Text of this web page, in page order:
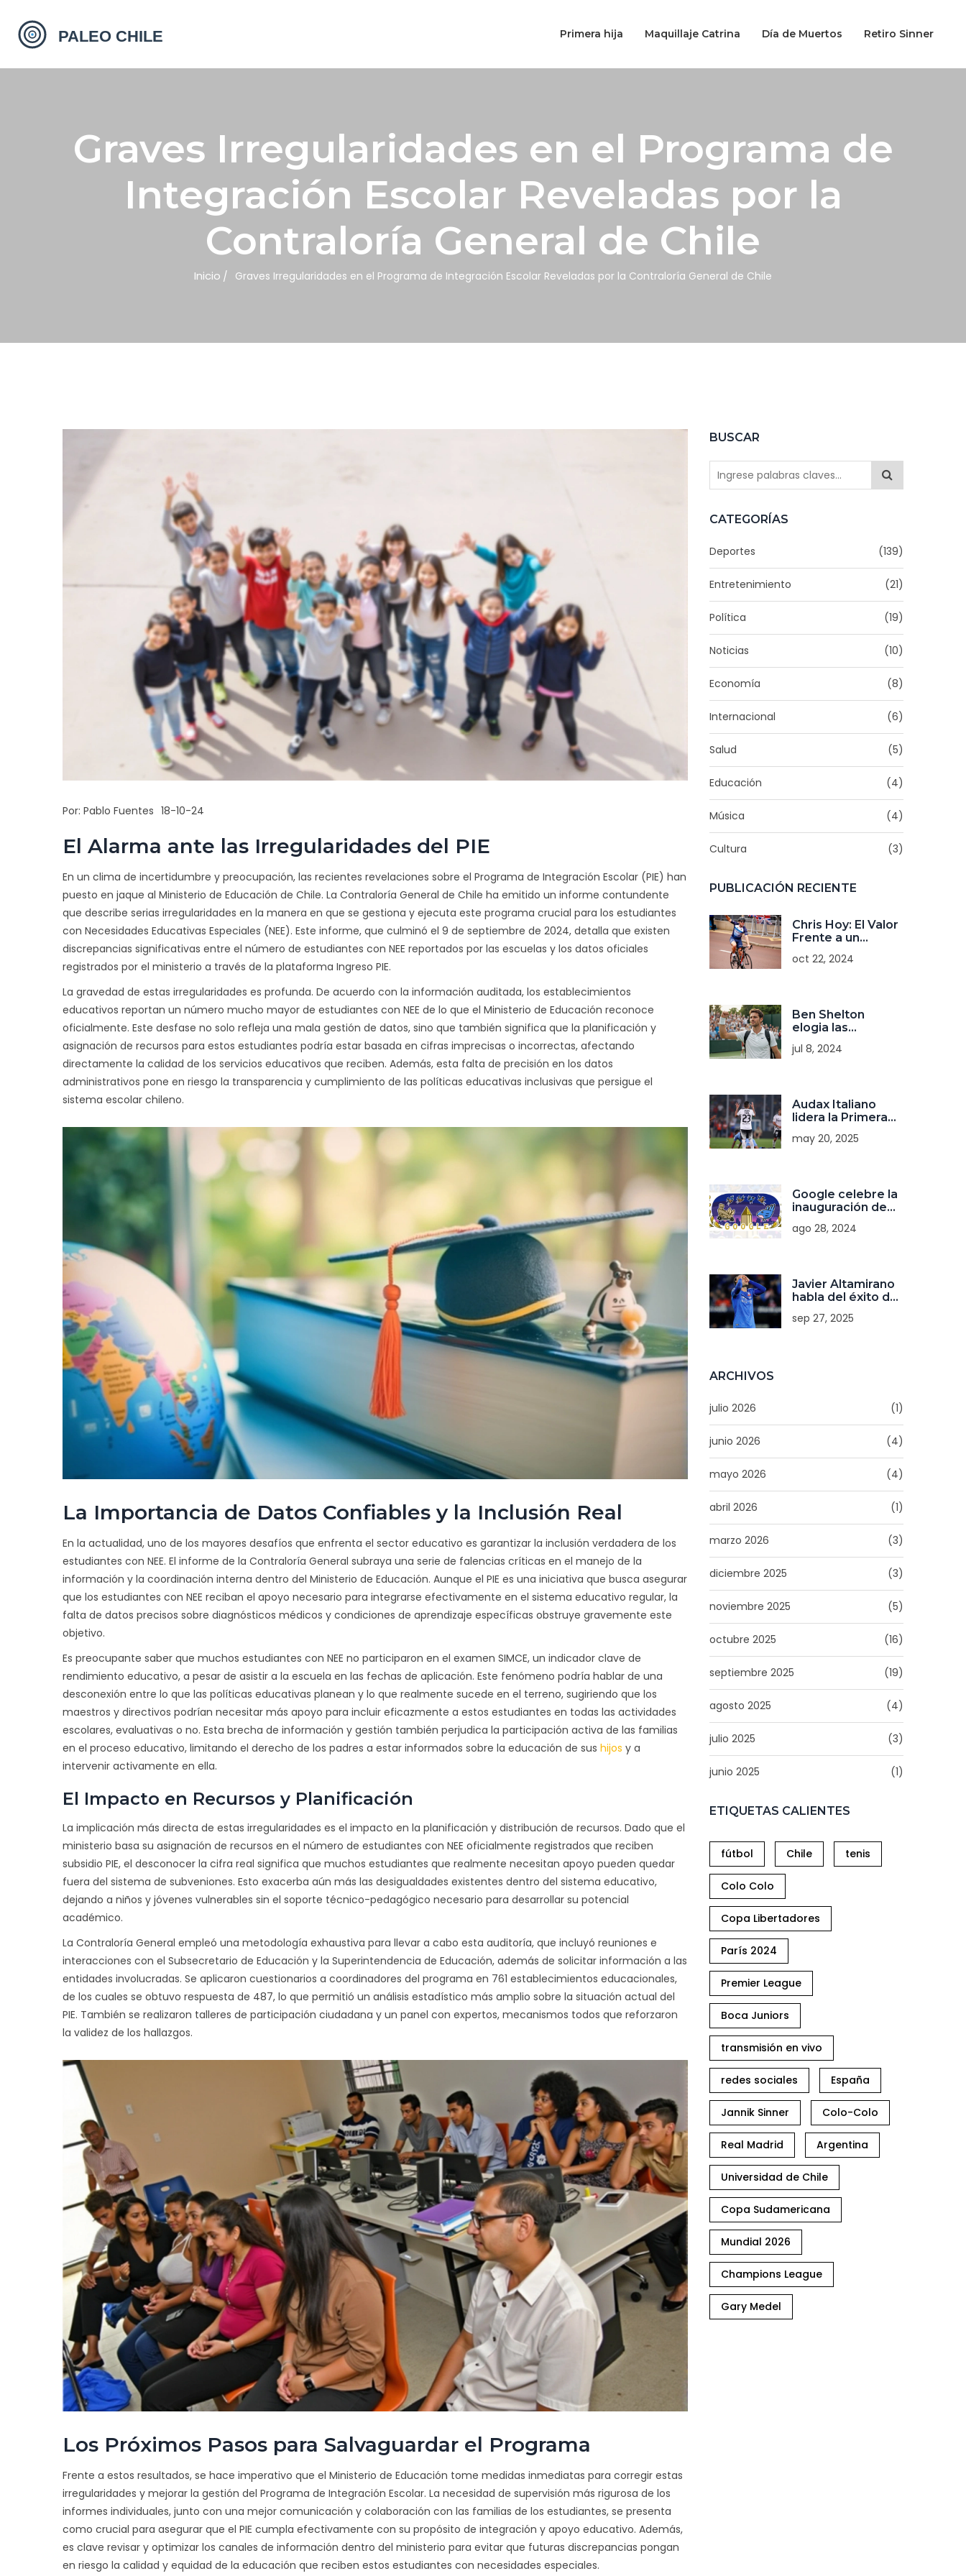
Primera hija Maquillaje Catrina Día de Muertos Retiro Sinner
Graves Irregularidades en el Programa de
Integración Escolar Reveladas por la
Contraloría General de Chile
Inicio Graves Irregularidades en el Programa de Integración Escolar Reveladas por la Contraloría General de Chile
BUSCAR
CATEGORÍAS
Deportes (139)
Entretenimiento (21)
Política (19)
Noticias (10)
Economía (8)
Internacional (6)
Salud (5)
Educación (4)
Música (4)
Cultura (3)
PUBLICACIÓN RECIENTE
Chris Hoy: El Valor
Frente a un
Cáncer Incurable
oct 22, 2024
Ben Shelton
elogia las
Jannik Sinner en
jul 8, 2024
Audax Italiano
lidera la Primera
2025: Tabla
may 20, 2025
Google celebre la
inauguración de
Paralímpicos de
ago 28, 2024
Javier Altamirano
habla del éxito de
Chile y la
sep 27, 2025
ARCHIVOS
julio 2026 (1)
junio 2026 (4)
mayo 2026 (4)
abril 2026 (1)
marzo 2026 (3)
diciembre 2025 (3)
noviembre 2025 (5)
octubre 2025 (16)
septiembre 2025 (19)
agosto 2025 (4)
julio 2025 (3)
junio 2025 (1)
ETIQUETAS CALIENTES
fútbol Chile tenis
Colo Colo
Copa Libertadores
París 2024
Premier League
Boca Juniors
transmisión en vivo
redes sociales España
Jannik Sinner Colo-Colo
Real Madrid Argentina
Universidad de Chile
Copa Sudamericana
Mundial 2026
Champions League
Gary Medel
Por: Pablo Fuentes 18-10-24
El Alarma ante las Irregularidades del PIE
En un clima de incertidumbre y preocupación, las recientes revelaciones sobre el Programa de Integración Escolar (PIE) han
puesto en jaque al Ministerio de Educación de Chile. La Contraloría General de Chile ha emitido un informe contundente
que describe serias irregularidades en la manera en que se gestiona y ejecuta este programa crucial para los estudiantes
con Necesidades Educativas Especiales (NEE). Este informe, que culminó el 9 de septiembre de 2024, detalla que existen
discrepancias significativas entre el número de estudiantes con NEE reportados por las escuelas y los datos oficiales
registrados por el ministerio a través de la plataforma Ingreso PIE.
La gravedad de estas irregularidades es profunda. De acuerdo con la información auditada, los establecimientos
educativos reportan un número mucho mayor de estudiantes con NEE de lo que el Ministerio de Educación reconoce
oficialmente. Este desfase no solo refleja una mala gestión de datos, sino que también significa que la planificación y
asignación de recursos para estos estudiantes podría estar basada en cifras imprecisas o incorrectas, afectando
directamente la calidad de los servicios educativos que reciben. Además, esta falta de precisión en los datos
administrativos pone en riesgo la transparencia y cumplimiento de las políticas educativas inclusivas que persigue el
sistema escolar chileno.
La Importancia de Datos Confiables y la Inclusión Real
En la actualidad, uno de los mayores desafíos que enfrenta el sector educativo es garantizar la inclusión verdadera de los
estudiantes con NEE. El informe de la Contraloría General subraya una serie de falencias críticas en el manejo de la
información y la coordinación interna dentro del Ministerio de Educación. Aunque el PIE es una iniciativa que busca asegurar
que los estudiantes con NEE reciban el apoyo necesario para integrarse efectivamente en el sistema educativo regular, la
falta de datos precisos sobre diagnósticos médicos y condiciones de aprendizaje específicas obstruye gravemente este
objetivo.
Es preocupante saber que muchos estudiantes con NEE no participaron en el examen SIMCE, un indicador clave de
rendimiento educativo, a pesar de asistir a la escuela en las fechas de aplicación. Este fenómeno podría hablar de una
desconexión entre lo que las políticas educativas planean y lo que realmente sucede en el terreno, sugiriendo que los
maestros y directivos podrían necesitar más apoyo para incluir eficazmente a estos estudiantes en todas las actividades
escolares, evaluativas o no. Esta brecha de información y gestión también perjudica la participación activa de las familias
en el proceso educativo, limitando el derecho de los padres a estar informados sobre la educación de sus hijos y a
intervenir activamente en ella.
El Impacto en Recursos y Planificación
La implicación más directa de estas irregularidades es el impacto en la planificación y distribución de recursos. Dado que el
ministerio basa su asignación de recursos en el número de estudiantes con NEE oficialmente registrados que reciben
subsidio PIE, el desconocer la cifra real significa que muchos estudiantes que realmente necesitan apoyo pueden quedar
fuera del sistema de subveniones. Esto exacerba aún más las desigualdades existentes dentro del sistema educativo,
dejando a niños y jóvenes vulnerables sin el soporte técnico-pedagógico necesario para desarrollar su potencial
académico.
La Contraloría General empleó una metodología exhaustiva para llevar a cabo esta auditoría, que incluyó reuniones e
interacciones con el Subsecretario de Educación y la Superintendencia de Educación, además de solicitar información a las
entidades involucradas. Se aplicaron cuestionarios a coordinadores del programa en 761 establecimientos educacionales,
de los cuales se obtuvo respuesta de 487, lo que permitió un análisis estadístico más amplio sobre la situación actual del
PIE. También se realizaron talleres de participación ciudadana y un panel con expertos, mecanismos todos que reforzaron
la validez de los hallazgos.
Los Próximos Pasos para Salvaguardar el Programa
Frente a estos resultados, se hace imperativo que el Ministerio de Educación tome medidas inmediatas para corregir estas
irregularidades y mejorar la gestión del Programa de Integración Escolar. La necesidad de supervisión más rigurosa de los
informes individuales, junto con una mejor comunicación y colaboración con las familias de los estudiantes, se presenta
como crucial para asegurar que el PIE cumpla efectivamente con su propósito de integración y apoyo educativo. Además,
es clave revisar y optimizar los canales de información dentro del ministerio para evitar que futuras discrepancias pongan
en riesgo la calidad y equidad de la educación que reciben estos estudiantes con necesidades especiales.